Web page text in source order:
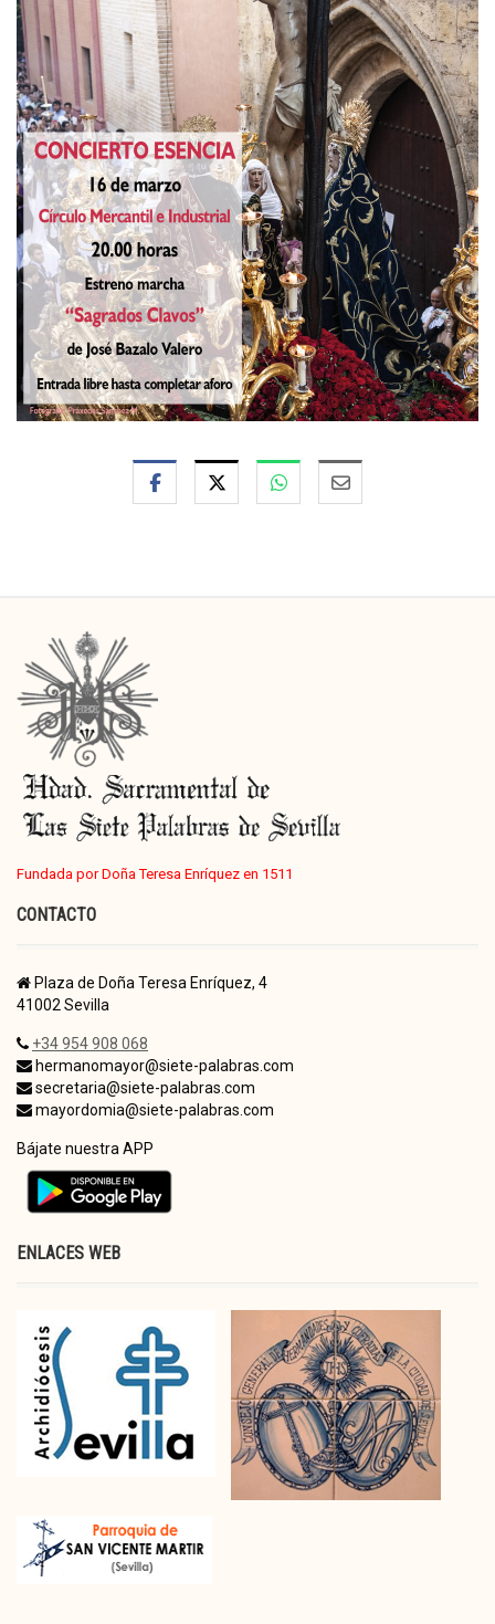
Fundada por Doña Teresa Enríquez en 1511
CONTACTO
Plaza de Doña Teresa Enríquez, 4
41002 Sevilla
+34 954 908 068
hermanomayor@siete-palabras.com
secretaria@siete-palabras.com
mayordomia@siete-palabras.com
Bájate nuestra APP
ENLACES WEB